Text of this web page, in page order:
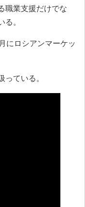
職業支援だけでな
る。
にロシアンマーケッ
っている。